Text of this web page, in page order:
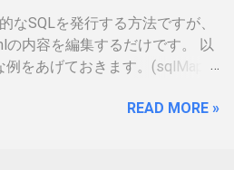
は、私の場合隠しても意味がな
登録削除されたときは、この登
すること」の記載が気になりま
していくのに結構な金額がかか
習等でお金を払うタイミング
でデバイスの幅も広がるので大
います。 以下、おさらいとし
資料等集めてみました。
なSQLを発行する方法ですが、
の内容を編集するだけです。 以
例をあげておきます。(sqlMap内
resultMap=”resultUser”>
READ MORE »